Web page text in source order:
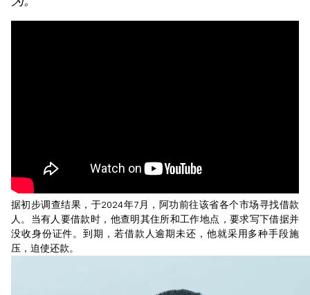
据初步调查结果，于2024年7月，阿功前往该省各个市场寻找借款
人。当有人要借款时，他查明其住所和工作地点，要求写下借据并
没收身份证件。到期，若借款人逾期未还，他就采用多种手段施
压，迫使还款。